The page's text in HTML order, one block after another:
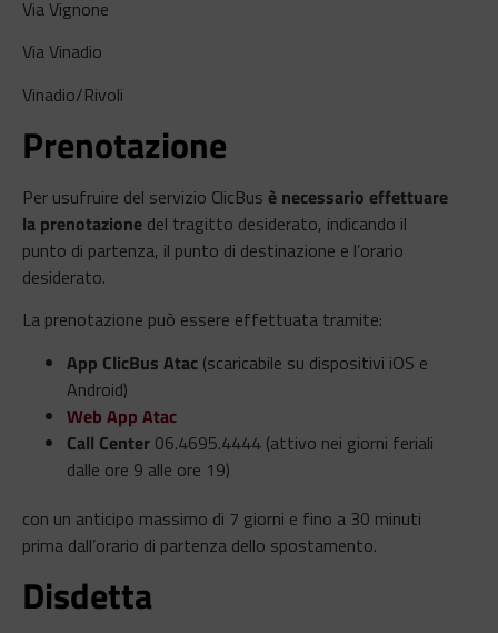
Via Vignone
Via Vinadio
Vinadio/Rivoli
Prenotazione
Per usufruire del servizio ClicBus è necessario effettuare
la prenotazione del tragitto desiderato, indicando il
punto di partenza, il punto di destinazione e l’orario
desiderato.
La prenotazione può essere effettuata tramite:
App ClicBus Atac (scaricabile su dispositivi iOS e
Android)
Web App Atac
Call Center 06.4695.4444 (attivo nei giorni feriali
dalle ore 9 alle ore 19)
con un anticipo massimo di 7 giorni e fino a 30 minuti
prima dall’orario di partenza dello spostamento.
Disdetta